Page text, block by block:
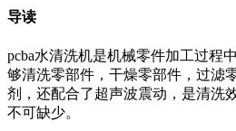
导读
pcba水清洗机是机械零件加工过程
够清洗零部件，干燥零部件，过滤
剂，还配合了超声波震动，是清洗
不可缺少。